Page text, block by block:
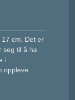
cm. Det er
seg til å ha
i
oppleve